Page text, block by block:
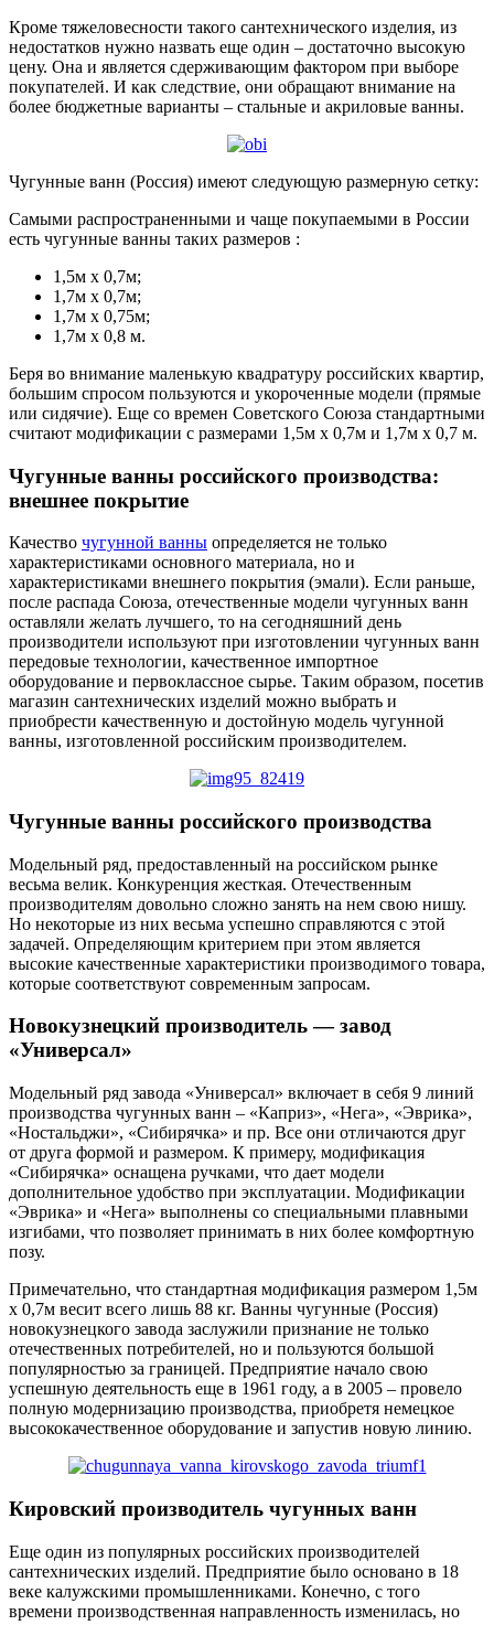
Кроме тяжеловесности такого сантехнического изделия, из
недостатков нужно назвать еще один – достаточно высокую
цену. Она и является сдерживающим фактором при выборе
покупателей. И как следствие, они обращают внимание на
более бюджетные варианты – стальные и акриловые ванны.
Чугунные ванн (Россия) имеют следующую размерную сетку:
Самыми распространенными и чаще покупаемыми в России
есть чугунные ванны таких размеров :
1,5м х 0,7м;
1,7м х 0,7м;
1,7м х 0,75м;
1,7м х 0,8 м.
Беря во внимание маленькую квадратуру российских квартир,
большим спросом пользуются и укороченные модели (прямые
или сидячие). Еще со времен Советского Союза стандартными
считают модификации с размерами 1,5м х 0,7м и 1,7м х 0,7 м.
Чугунные ванны российского производства:
внешнее покрытие
Качество чугунной ванны определяется не только
характеристиками основного материала, но и
характеристиками внешнего покрытия (эмали). Если раньше,
после распада Союза, отечественные модели чугунных ванн
оставляли желать лучшего, то на сегодняшний день
производители используют при изготовлении чугунных ванн
передовые технологии, качественное импортное
оборудование и первоклассное сырье. Таким образом, посетив
магазин сантехнических изделий можно выбрать и
приобрести качественную и достойную модель чугунной
ванны, изготовленной российским производителем.
Чугунные ванны российского производства
Модельный ряд, предоставленный на российском рынке
весьма велик. Конкуренция жесткая. Отечественным
производителям довольно сложно занять на нем свою нишу.
Но некоторые из них весьма успешно справляются с этой
задачей. Определяющим критерием при этом является
высокие качественные характеристики производимого товара,
которые соответствуют современным запросам.
Новокузнецкий производитель — завод
«Универсал»
Модельный ряд завода «Универсал» включает в себя 9 линий
производства чугунных ванн – «Каприз», «Нега», «Эврика»,
«Ностальджи», «Сибирячка» и пр. Все они отличаются друг
от друга формой и размером. К примеру, модификация
«Сибирячка» оснащена ручками, что дает модели
дополнительное удобство при эксплуатации. Модификации
«Эврика» и «Нега» выполнены со специальными плавными
изгибами, что позволяет принимать в них более комфортную
позу.
Примечательно, что стандартная модификация размером 1,5м
х 0,7м весит всего лишь 88 кг. Ванны чугунные (Россия)
новокузнецкого завода заслужили признание не только
отечественных потребителей, но и пользуются большой
популярностью за границей. Предприятие начало свою
успешную деятельность еще в 1961 году, а в 2005 – провело
полную модернизацию производства, приобретя немецкое
высококачественное оборудование и запустив новую линию.
Кировский производитель чугунных ванн
Еще один из популярных российских производителей
сантехнических изделий. Предприятие было основано в 18
веке калужскими промышленниками. Конечно, с того
времени производственная направленность изменилась, но